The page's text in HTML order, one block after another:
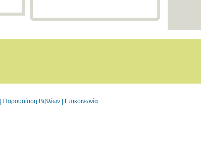
Παρουσίαση Βιβλίων Επικοινωνία